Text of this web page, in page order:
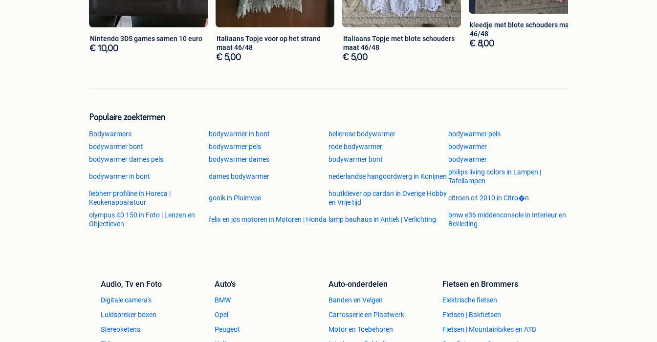
Nintendo 3DS games samen 10 euro
€ 10,00
Italiaans Topje voor op het strand
maat 46/48
€ 5,00
Italiaans Topje met blote schouders
maat 46/48
€ 5,00
kleedje met blote schouders maat
46/48
€ 8,00
Populaire zoektermen
Bodywarmers bodywarmer in bont bellerose bodywarmer
bodywarmer pels
bodywarmer bont
bodywarmer pels rode bodywarmer
bodywarmer
bodywarmer dames pels
bodywarmer dames bodywarmer bont bodywarmer
bodywarmer in bont dames bodywarmer nederlandse hangoordwerg in Konijnen
philips living colors in Lampen |
Tafellampen
liebherr profiline in Horeca |
Keukenapparatuur
gooik in Pluimvee
houtkliever op cardan in Overige Hobby
en Vrije tijd
citroen c4 2010 in Citro�n
olympus 40 150 in Foto | Lenzen en
Objectieven
felix en jos motoren in Motoren | Honda lamp bauhaus in Antiek | Verlichting
bmw e36 middenconsole in Interieur en
Bekleding
Audio, Tv en Foto
Digitale camera's
Luidspreker boxen
Stereoketens
Auto's
BMW
Opel
Peugeot
Auto-onderdelen
Banden en Velgen
Carrosserie en Plaatwerk
Motor en Toebehoren
Fietsen en Brommers
Elektrische fietsen
Fietsen | Bakfietsen
Fietsen | Mountainbikes en ATB